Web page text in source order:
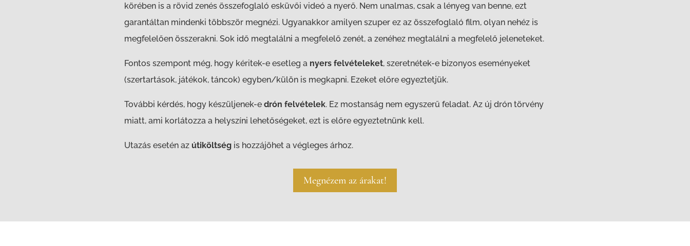
körében is a rövid zenés összefoglaló esküvői videó a nyerő. Nem unalmas, csak a lényeg van benne, ezt
garantáltan mindenki többször megnézi. Ugyanakkor amilyen szuper ez az összefoglaló film, olyan nehéz is
megfelelően összerakni. Sok idő megtalálni a megfelelő zenét, a zenéhez megtalálni a megfelelő jeleneteket.
Fontos szempont még, hogy kéritek-e esetleg a nyers felvételeket, szeretnétek-e bizonyos eseményeket
(szertartások, játékok, táncok) egyben/külön is megkapni. Ezeket előre egyeztetjük.
További kérdés, hogy készüljenek-e drón felvételek. Ez mostanság nem egyszerű feladat. Az új drón törvény
miatt, ami korlátozza a helyszíni lehetőségeket, ezt is előre egyeztetnünk kell.
Utazás esetén az útiköltségis hozzájöhet a végleges árhoz.
Megnézem az árakat!